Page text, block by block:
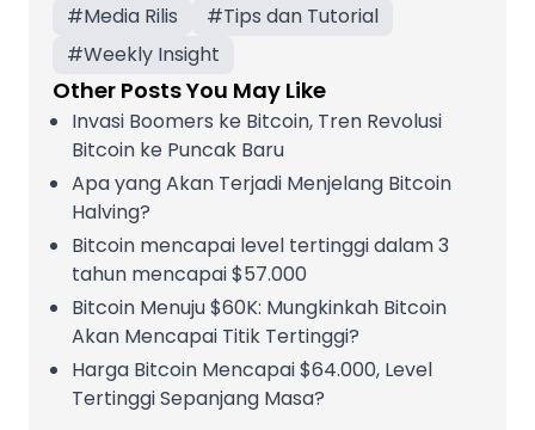
#Media Rilis #Tips dan Tutorial
#Weekly Insight
Other Posts You May Like
Invasi Boomers ke Bitcoin, Tren Revolusi
Bitcoin ke Puncak Baru
Apa yang Akan Terjadi Menjelang Bitcoin
Halving?
Bitcoin mencapai level tertinggi dalam 3
tahun mencapai $57.000
Bitcoin Menuju $60K: Mungkinkah Bitcoin
Akan Mencapai Titik Tertinggi?
Harga Bitcoin Mencapai $64.000, Level
Tertinggi Sepanjang Masa?